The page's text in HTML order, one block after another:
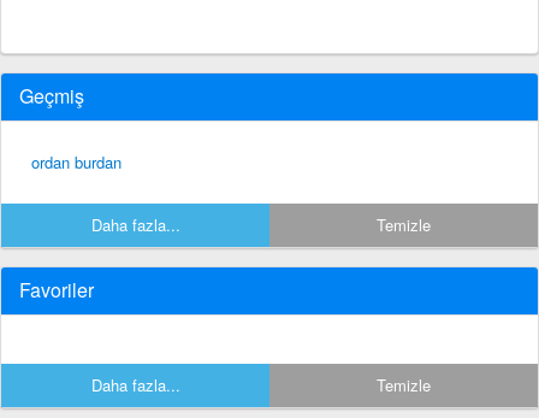
Geçmiş
ordan burdan
Daha fazla... Temizle
Favoriler
Daha fazla... Temizle